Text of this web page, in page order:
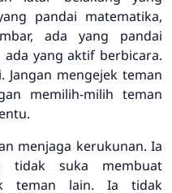
pandai matematika,
ada yang pandai
yang aktif berbicara.
Jangan mengejek teman
memilih-milih teman
menjaga kerukunan. Ia
tidak suka membuat
teman lain. Ia tidak